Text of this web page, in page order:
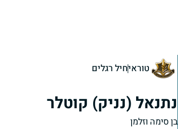
טוראיחיל רגלים
נתנאל (נניק) קוטלר
בן סימה וזלמן